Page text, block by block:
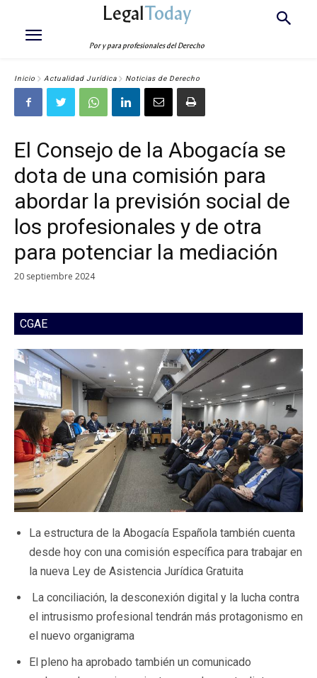
LegalToday
Por y para profesionales del Derecho
Inicio Actualidad Jurídica Noticias de Derecho
El Consejo de la Abogacía se
dota de una comisión para
abordar la previsión social de
los profesionales y de otra
para potenciar la mediación
20 septiembre 2024
CGAE
La estructura de la Abogacía Española también cuenta
desde hoy con una comisión específica para trabajar en
la nueva Ley de Asistencia Jurídica Gratuita
La conciliación, la desconexión digital y la lucha contra
el intrusismo profesional tendrán más protagonismo en
el nuevo organigrama
El pleno ha aprobado también un comunicado